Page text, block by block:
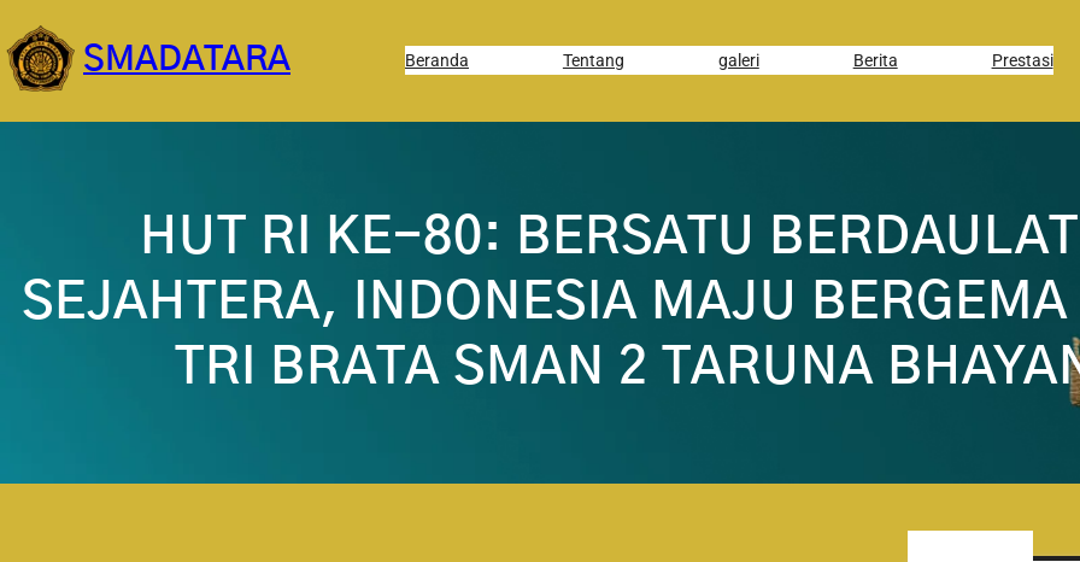
ke
konten
SMADATARA Beranda Tentang galeri Berita Prestasi
HUT RI KE-80: BERSATU
SEJAHTERA, INDONESIA MAJU
TRI BRATA SMAN 2 TARUNA